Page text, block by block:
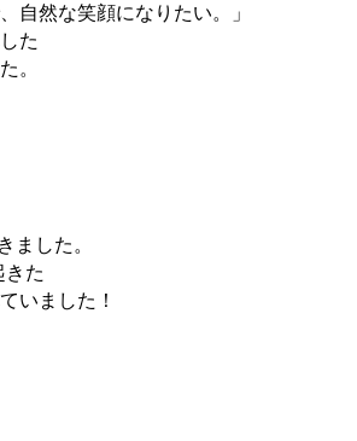
自然な笑顔になりたい。」
た
。
ました。
た
いました！